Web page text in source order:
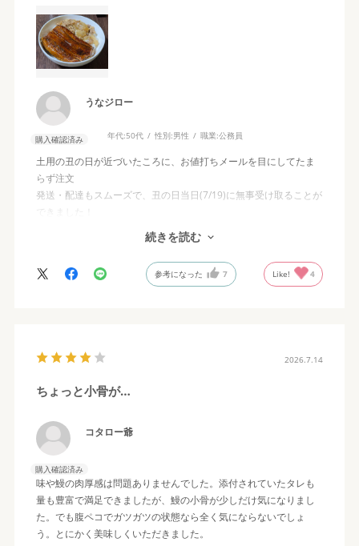
うなジロー
購入確認済み 年代:50代 性別:男性 職業:公務員
土用の丑の日が近づいたころに、お値打ちメールを目にしてたま
らず注文
発送・配達もスムーズで、丑の日当日(7/19)に無事受け取ることが
できました！
湯煎で簡単に調理できるのと、別添えでタレがたっぷり付いてい
食べ盛りの子供たちは２袋分を盛り付けた特上(笑)
応えあって柔らか( ﾟдﾟ)ｳﾏｯ!
冷凍でいつでも思い立った時に食べられるのが便利ですね
一度に８袋を食べ切ってしまったので、すぐに追加発注しまし
た！
次はうなぎと牛丼のセット
贅沢にうなぎ・牛丼を作りました
これも美味でした\(●⁰౪⁰●\)(//●⁰౪⁰●)//
続きを読む
参考になった 7 Like! 4
2026.7.14
ちょっと小骨が…
コタロー爺
購入確認済み
味や鰻の肉厚感は問題ありませんでした。添付されていたタレも
量も豊富で満足できましたが、鰻の小骨が少しだけ気になりまし
た。でも腹ペコでガツガツの状態なら全く気にならないでしょ
う。とにかく美味しくいただきました。